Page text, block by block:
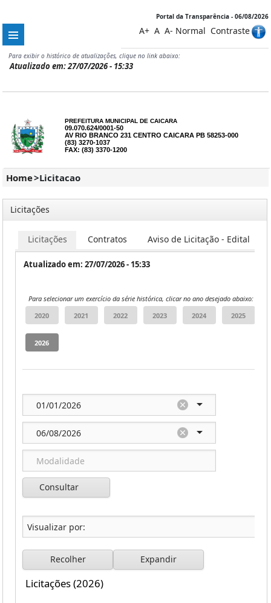
Portal da Transparência - 06/08/2026
A+ A A- Normal Contraste
Para exibir o histórico de atualizações, clique no link abaixo:
Atualizado em: 27/07/2026 - 15:33
PREFEITURA MUNICIPAL DE CAICARA
09.070.624/0001-50
AV RIO BRANCO 231 CENTRO CAICARA PB 58253-000
(83) 3270-1037
FAX: (83) 3370-1200
Home>Licitacao
Licitações
Licitações Contratos Aviso de Licitação - Edital
Atualizado em: 27/07/2026 - 15:33
Para selecionar um exercício da série histórica, clicar no ano desejado abaixo:
Consultar
Recolher Expandir
Licitações (2026)